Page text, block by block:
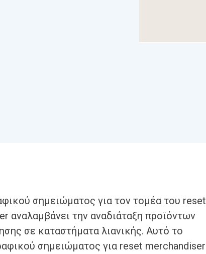
σημειώματος για τον τομέα του reset
αναλαμβάνει την αναδιάταξη προϊόντων
σε καταστήματα λιανικής. Αυτό το
σημειώματος για reset merchandiser